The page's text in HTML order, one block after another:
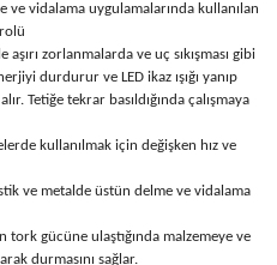
Taraklar ve Fırçalar
Zımba Tabancaları
Polisaj Makinesi
Raspalar
Sıcak Hava Tabancaları
ve vidalama uygulamalarında kullanılan
zorlanmalarda ve uç sıkışması gibi
durdurur ve LED ikaz ışığı yanıp
Tetiğe tekrar basıldığında çalışmaya
kullanılmak için değişken hız ve
ve metalde üstün delme ve vidalama
gücüne ulaştığında malzemeye ve
durmasını sağlar.